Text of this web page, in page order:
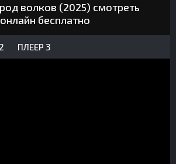
волков (2025) смотреть
онлайн бесплатно
ПЛЕЕР 3